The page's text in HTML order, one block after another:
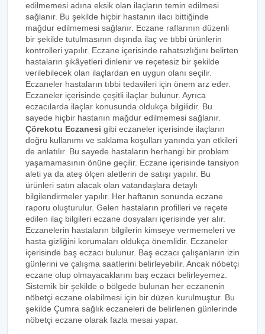
edilmemesi adına eksik olan ilaçların temin edilmesi
sağlanır. Bu şekilde hiçbir hastanın ilacı bittiğinde
mağdur edilmemesi sağlanır. Eczane raflarının düzenli
bir şekilde tutulmasının dışında ilaç ve tıbbi ürünlerin
kontrolleri yapılır. Eczane içerisinde rahatsızlığını belirten
hastaların şikâyetleri dinlenir ve reçetesiz bir şekilde
verilebilecek olan ilaçlardan en uygun olanı seçilir.
Eczaneler hastaların tıbbi tedavileri için önem arz eder.
Eczaneler içerisinde çeşitli ilaçlar bulunur. Ayrıca
eczacılarda ilaçlar konusunda oldukça bilgilidir. Bu
sayede hiçbir hastanın mağdur edilmemesi sağlanır.
Çörekotu Eczanesi gibi eczaneler içerisinde ilaçların
doğru kullanımı ve saklama koşulları yanında yan etkileri
de anlatılır. Bu sayede hastaların herhangi bir problem
yaşamamasının önüne geçilir. Eczane içerisinde tansiyon
aleti ya da ateş ölçen aletlerin de satışı yapılır. Bu
ürünleri satın alacak olan vatandaşlara detaylı
bilgilendirmeler yapılır. Her haftanın sonunda eczane
raporu oluşturulur. Gelen hastaların profilleri ve reçete
edilen ilaç bilgileri eczane dosyaları içerisinde yer alır.
Eczanelerin hastaların bilgilerin kimseye vermemeleri ve
hasta gizliğini korumaları oldukça önemlidir. Eczaneler
içerisinde baş eczacı bulunur. Baş eczacı çalışanların izin
günlerini ve çalışma saatlerini belirleyebilir. Ancak nöbetçi
eczane olup olmayacaklarını baş eczacı belirleyemez.
Sistemik bir şekilde o bölgede bulunan her eczanenin
nöbetçi eczane olabilmesi için bir düzen kurulmuştur. Bu
şekilde Çumra sağlık eczaneleri de belirlenen günlerinde
nöbetçi eczane olarak fazla mesai yapar.